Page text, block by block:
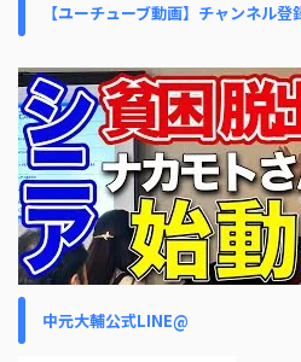
【ユーチューブ動画】チャンネル
中元大輔公式LINE@